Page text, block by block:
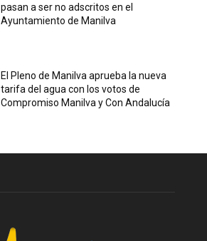
pasan a ser no adscritos en el
Ayuntamiento de Manilva
El Pleno de Manilva aprueba la nueva
tarifa del agua con los votos de
Compromiso Manilva y Con Andalucía